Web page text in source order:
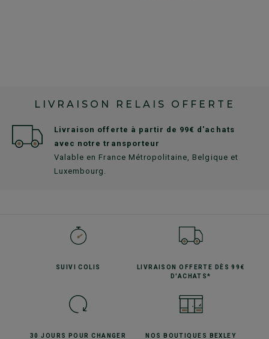
LIVRAISON RELAIS OFFERTE
Livraison offerte à partir de 99€ d'achats
avec notre transporteur
Valable en France Métropolitaine, Belgique et
Luxembourg.
SUIVICOLIS LIVRAISON OFFERTE
DÈS 99€
D'ACHATS*
30 JOURS POURCHANGER
NOS BOUTIQUES BEXLEY